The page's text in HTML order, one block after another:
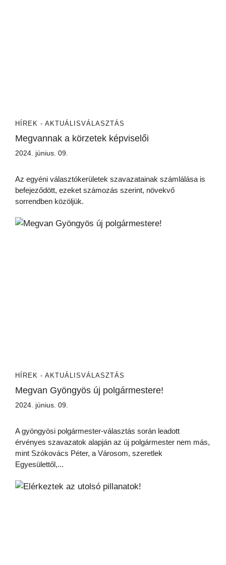
HÍREK - AKTUÁLISVÁLASZTÁS
Megvannak a körzetek képviselői
2024. június. 09.
Az egyéni választókerületek szavazatainak számlálása is
befejeződött, ezeket számozás szerint, növekvő
sorrendben közöljük.
HÍREK - AKTUÁLISVÁLASZTÁS
Megvan Gyöngyös új polgármestere!
2024. június. 09.
A gyöngyösi polgármester-választás során leadott
érvényes szavazatok alapján az új polgármester nem más,
mint Szókovács Péter, a Városom, szeretlek
Egyesülettől,...